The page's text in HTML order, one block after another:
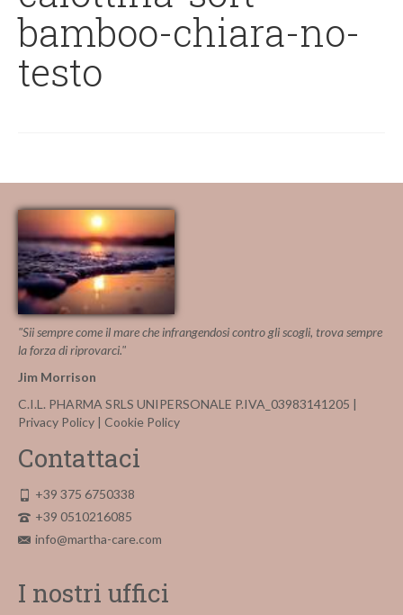
bamboo-chiara-no-
testo
"Sii sempre come il mare che infrangendosi contro gli scogli, trova sempre
la forza di riprovarci."
Jim Morrison
C.I.L. PHARMA SRLS UNIPERSONALE P.IVA_03983141205 |
Privacy Policy | Cookie Policy
Contattaci
+39 375 6750338
+39 0510216085
info@martha-care.com
I nostri uffici